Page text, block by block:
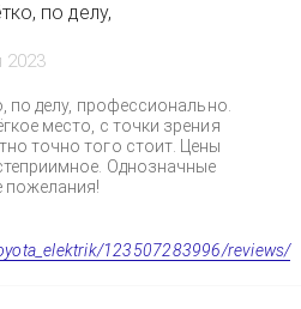
по делу,
2023
по делу, профессионально.
место, с точки зрения
точно того стоит. Цены
Однозначные
пожелания!
123507283996/reviews/